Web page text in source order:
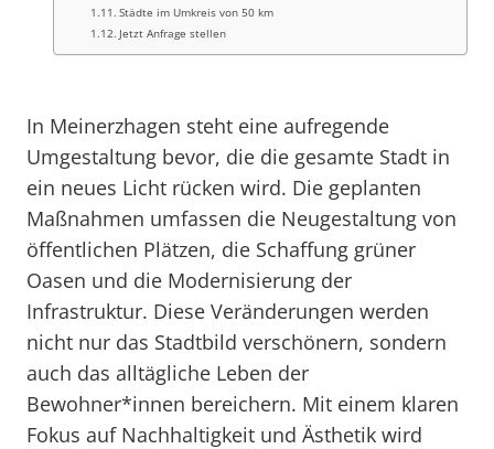
Städte im Umkreis von 50 km
Jetzt Anfrage stellen
In Meinerzhagen steht eine aufregende
Umgestaltung bevor, die die gesamte Stadt in
ein neues Licht rücken wird. Die geplanten
Maßnahmen umfassen die Neugestaltung von
öffentlichen Plätzen, die Schaffung grüner
Oasen und die Modernisierung der
Infrastruktur. Diese Veränderungen werden
nicht nur das Stadtbild verschönern, sondern
auch das alltägliche Leben der
Bewohner*innen bereichern. Mit einem klaren
Fokus auf Nachhaltigkeit und Ästhetik wird